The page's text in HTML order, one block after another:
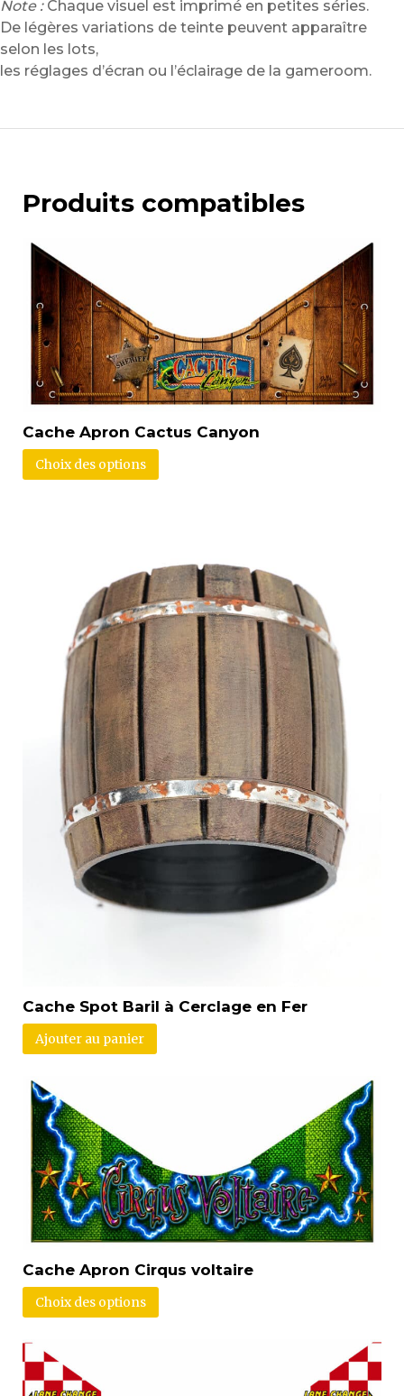
Note :Chaque visuel est imprimé en petites séries.
De légères variations de teinte peuvent apparaître
selon les lots,
les réglages d’écran ou l’éclairage de la gameroom.
Produits compatibles
Cache Apron Cactus Canyon
Choix des options
Cache Spot Baril à Cerclage en Fer
Ajouter au panier
Cache Apron Cirqus voltaire
Choix des options